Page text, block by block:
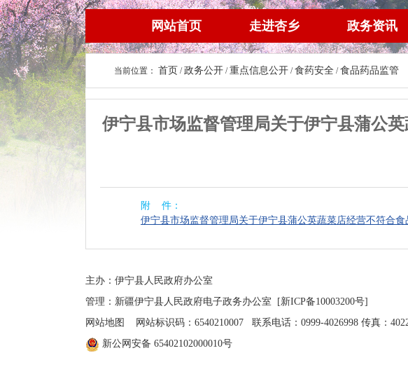
网站首页 走进杏乡 政务资讯
当前位置： 首页 /政务公开 /重点信息公开 /食药安全 /食品药品监管
伊宁县市场监督管理局关于伊宁县蒲公
附 件：
伊宁县市场监督管理局关于伊宁县蒲公英蔬菜店经营不符合
主办：伊宁县人民政府办公室
管理：新疆伊宁县人民政府电子政务办公室
[新ICP备10003200号]
网站地图
网站标识码：6540210007 联系电话：0999-4026998 传真：
新公网安备 65402102000010号